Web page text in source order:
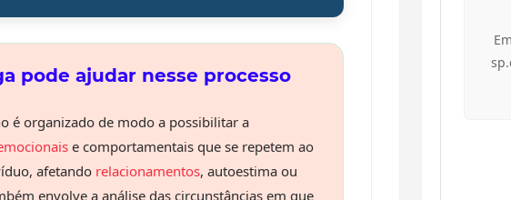
pode ajudar nesse processo
é organizado de modo a possibilitar a
e comportamentais que se repetem ao
afetando relacionamentos, autoestima ou
envolve a análise das circunstâncias em que